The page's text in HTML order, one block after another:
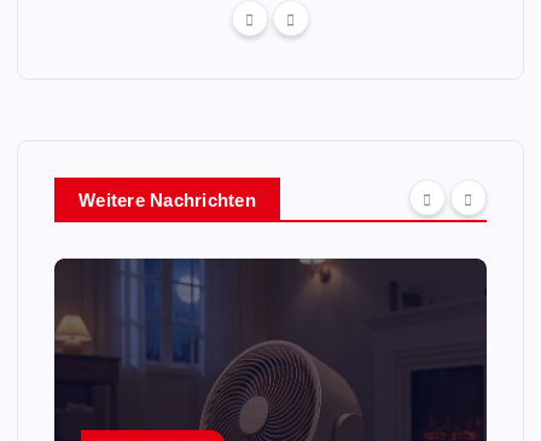
Weitere Nachrichten